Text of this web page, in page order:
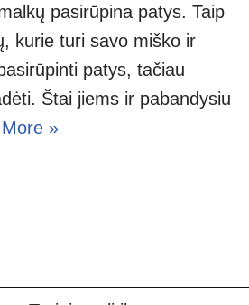
pasirūpina patys. Taip
kurie turi savo miško ir
patys, tačiau
Štai jiems ir pabandysiu
»